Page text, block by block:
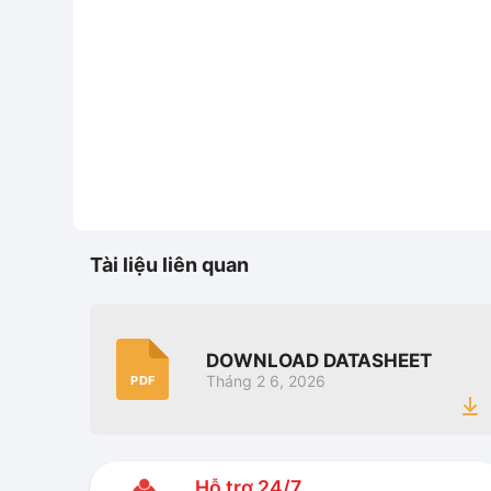
Tài liệu liên quan
PDF
DOWNLOAD DATASHEET
Tháng 2 6, 2026